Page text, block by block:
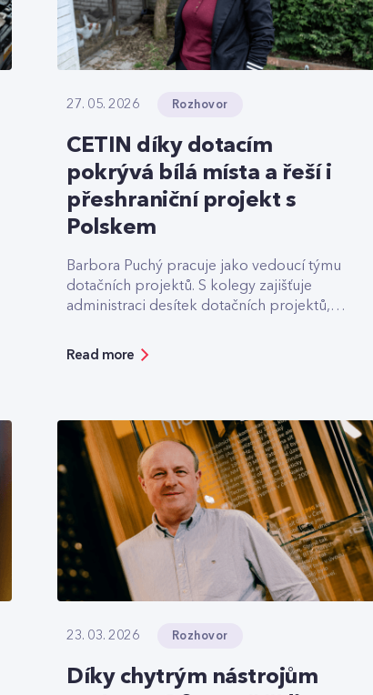
27. 05. 2026 Rozhovor
CETIN díky dotacím
pokrývá bílá místa a řeší i
přeshraniční projekt s
Polskem
Barbora Puchý pracuje jako vedoucí týmu
dotačních projektů. S kolegy zajišťuje
administraci desítek dotačních projektů,
odlehlých lokalitách.
Read more
23. 03. 2026 Rozhovor
Díky chytrým nástrojům